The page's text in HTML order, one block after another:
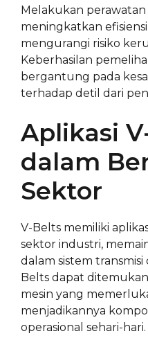
Melakukan
meningkatkan
mengurangi risiko
Keberhasilan
bergantung pada
terhadap detil dari
Aplikasi
dalam
Sektor
V-Belts memiliki
sektor industri,
dalam sistem
Belts dapat
mesin yang
menjadikannya
operasional sehari-hari.